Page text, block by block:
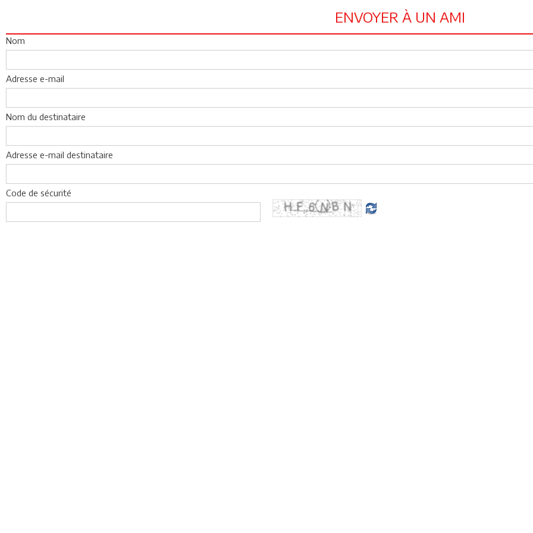
ENVOYER À UN AMI
Nom
Adresse e-mail
Nom du destinataire
Adresse e-mail destinataire
Code de sécurité